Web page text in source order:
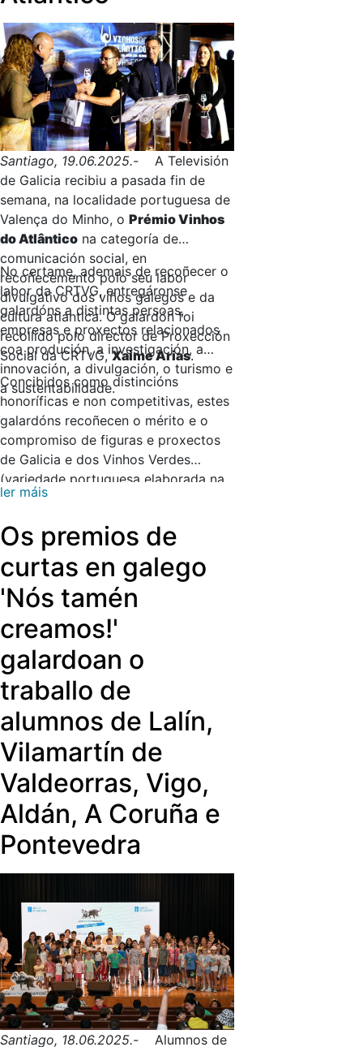
Santiago, 19.06.2025.-
A Televisión
de Galicia recibiu a pasada fin de
semana, na localidade portuguesa de
Valença do Minho, o Prémio Vinhos
do Atlântico na categoría de
comunicación social, en
recoñecemento polo seu labor
divulgativo dos viños galegos e da
cultura atlántica. O galardón foi
recollido polo director de Proxección
Social da CRTVG,Xaime Arias.
No certame, ademais de recoñecer o
labor da CRTVG, entregáronse
galardóns a distintas persoas,
empresas e proxectos relacionados
coa produción, a investigación, a
innovación, a divulgación, o turismo e
a sustentabilidade.
Concibidos como distincións
honoríficas e non competitivas, estes
galardóns recoñecen o mérito e o
compromiso de figuras e proxectos
de Galicia e dos Vinhos Verdes
(variedade portuguesa elaborada na
rexión entre o Douro e o Miño) que
sector e que elevan os viños
atlánticos a un novo nivel de
excelencia e relevancia internacional.
Estes premios teñen tamén como
obxectivo reforzar lazos entre esta
rexión lusa e Galicia, afirmando o
viño como produto cultural,
económico e identitario.
ler máis
Os premios de
curtas en galego
'Nós tamén
creamos!'
galardoan o
traballo de
alumnos de Lalín,
Vilamartín de
Valdeorras, Vigo,
Aldán, A Coruña e
Pontevedra
Santiago, 18.06.2025.-
Alumnos de